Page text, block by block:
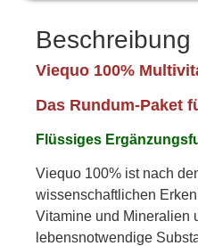
Beschreibung
Viequo 100%
Das Rundum-Paket
Flüssiges
Viequo 100% ist nach
wissenschaftlichen
Vitamine und Mineralien
lebensnotwendige